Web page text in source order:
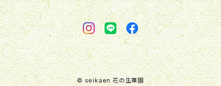
© seikaen 花の生華園